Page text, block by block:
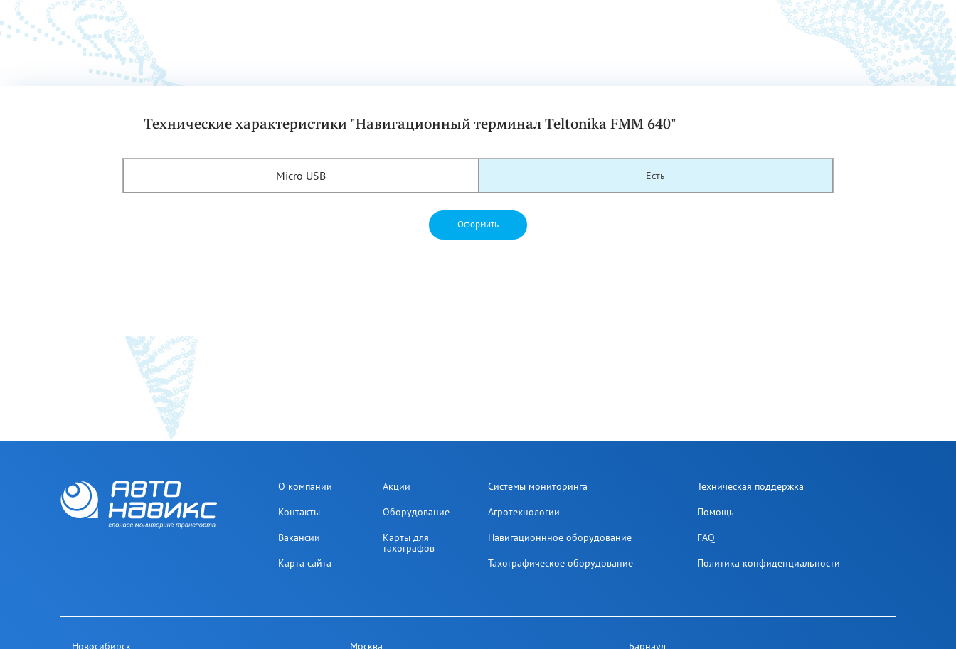
Технические характеристики "Навигационный терминал Teltonika FMM 640"
Micro USB Есть
Оформить
О компании
Контакты
Вакансии
Карта сайта
Акции
Оборудование
Карты для
тахографов
Системы мониторинга
Агротехнологии
Навигационнное оборудование
Тахографическое оборудование
Техническая поддержка
Помощь
FAQ
Политика конфиденциальности
Новосибирск Москва Барнаул